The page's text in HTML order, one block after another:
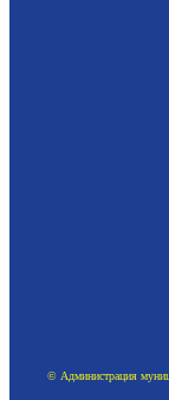
© Администрация